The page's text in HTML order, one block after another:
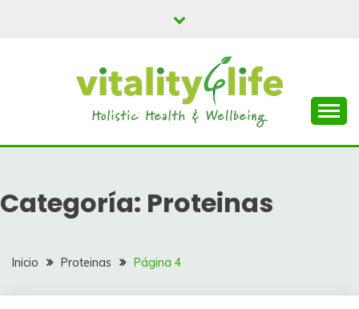
VITALY 4 LIFE
Categoría: Proteinas
Inicio Proteinas Página 4